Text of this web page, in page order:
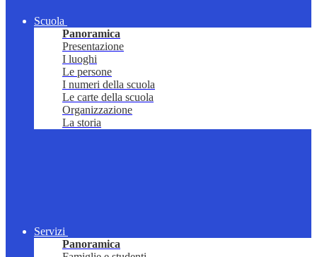
Scuola
Panoramica
Presentazione
I luoghi
Le persone
I numeri della scuola
Le carte della scuola
Organizzazione
La storia
Servizi
Panoramica